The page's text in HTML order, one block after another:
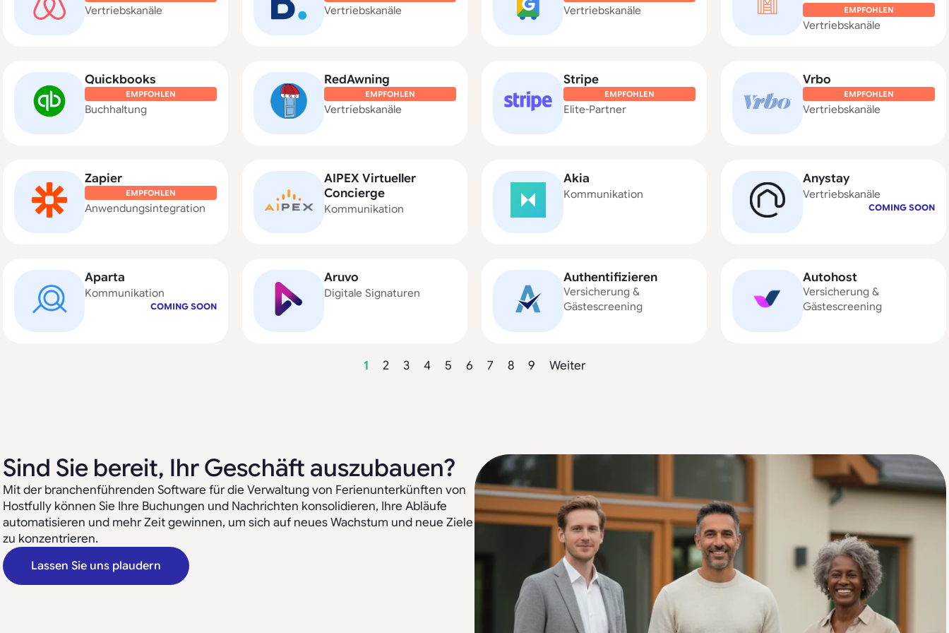
Vertriebskanäle Vertriebskanäle Vertriebskanäle EMPFOHLEN
Vertriebskanäle
Quickbooks
EMPFOHLEN
Buchhaltung
RedAwning
EMPFOHLEN
Vertriebskanäle
Stripe
EMPFOHLEN
Elite-Partner
Vrbo
EMPFOHLEN
Vertriebskanäle
Zapier
EMPFOHLEN
Anwendungsintegration
AIPEX Virtueller
Concierge
Kommunikation
Akia
Kommunikation
Anystay
Vertriebskanäle
COMING SOON
Aparta
Kommunikation
COMING SOON
Aruvo
Digitale Signaturen
Authentifizieren
Versicherung &
Gästescreening
Autohost
Versicherung &
Gästescreening
1 2 3 4 5 6 7 8 9 Weiter
Sind Sie bereit, Ihr Geschäft auszubauen?
Mit der branchenführenden Software für die Verwaltung von Ferienunterkünften von
Hostfully können Sie Ihre Buchungen und Nachrichten konsolidieren, Ihre Abläufe
automatisieren und mehr Zeit gewinnen, um sich auf neues Wachstum und neue Ziele
zu konzentrieren.
Lassen Sie uns plaudern